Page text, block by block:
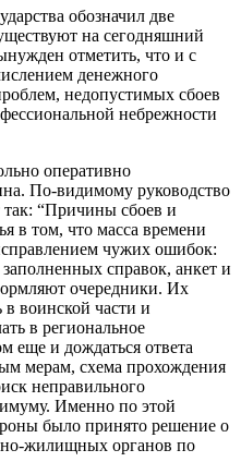
обозначил две
на сегодняшний
отметить, что и с
денежного
недопустимых сбоев
небрежности
оперативно
По-видимому руководство
так: “Причины сбоев и
в том, что масса времени
чужих ошибок:
справок, анкет и
очередники. Их
в воинской части и
в региональное
еще и дождаться ответа
мерам, схема прохождения
неправильного
Именно по этой
было принято решение о
жилищных органов по